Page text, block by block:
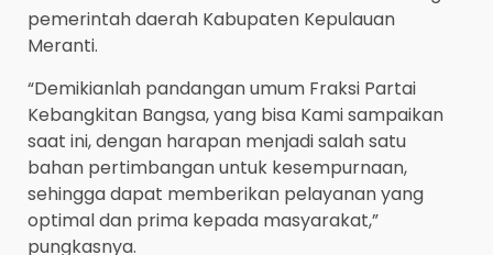
pemerintah daerah Kabupaten Kepulauan
Meranti.
“Demikianlah pandangan umum Fraksi Partai
Kebangkitan Bangsa, yang bisa Kami sampaikan
saat ini, dengan harapan menjadi salah satu
bahan pertimbangan untuk kesempurnaan,
sehingga dapat memberikan pelayanan yang
optimal dan prima kepada masyarakat,”
pungkasnya.